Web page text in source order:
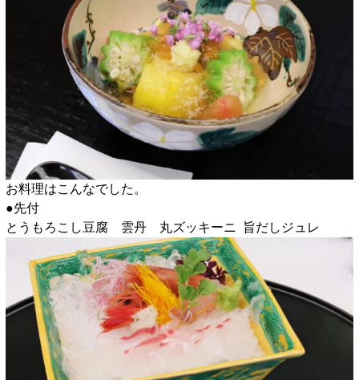
お料理はこんなでした。
●先付
とうもろこし豆腐 雲丹 丸ズッキーニ 旨だしジュレ